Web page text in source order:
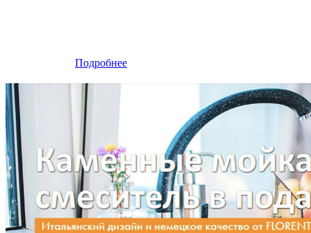
Подробнее